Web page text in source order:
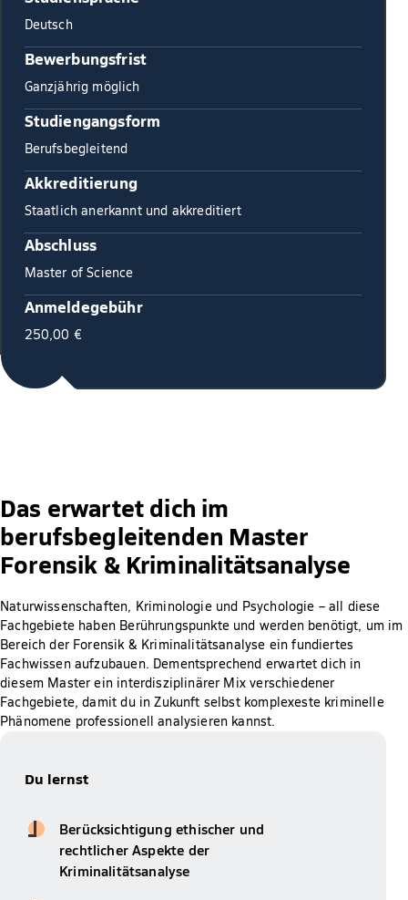
Deutsch
Bewerbungsfrist
Ganzjährig möglich
Studiengangsform
Berufsbegleitend
Akkreditierung
Staatlich anerkannt und akkreditiert
Abschluss
Master of Science
Anmeldegebühr
250,00 €
Das erwartet dich im
berufsbegleitenden Master
Forensik & Kriminalitätsanalyse
Naturwissenschaften, Kriminologie und Psychologie – all diese
Fachgebiete haben Berührungspunkte und werden benötigt, um im
Bereich der Forensik & Kriminalitätsanalyse ein fundiertes
Fachwissen aufzubauen. Dementsprechend erwartet dich in
diesem Master ein interdisziplinärer Mix verschiedener
Fachgebiete, damit du in Zukunft selbst komplexeste kriminelle
Phänomene professionell analysieren kannst.
Du lernst
Berücksichtigung ethischer und
rechtlicher Aspekte der
Kriminalitätsanalyse